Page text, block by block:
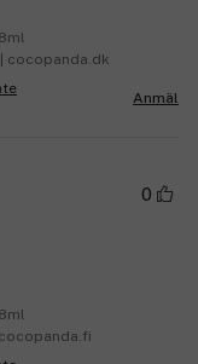
cocopanda.dk
Anmäl
0